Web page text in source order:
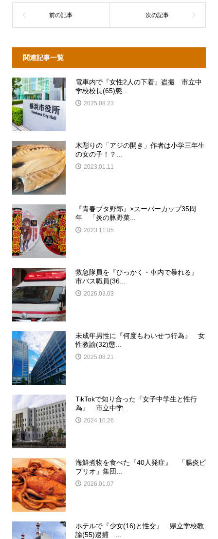
関連記事一覧
電車内で『女性2人の下着』盗撮 市立中
学校校長(65)懲...
2025.08.23
木彫りの「アジの開き」作者は小学三年生
の女の子！？...
2023.01.11
『青春ブタ野郎』×スーパーカップ35周
年 「炎の豚野菜...
2023.11.05
救急隊員を『ひっかく・車内で暴れる』
市バス職員(36...
2026.03.03
未成年男性に『何度もわいせつ行為』 女
性教諭(32)懲...
2025.08.21
TikTokで知り合った『女子中学生と性行
為』 市立中学...
2024.10.26
海鮮煮物を食べた『40人発症』 「腸炎ビ
ブリオ」集団...
2026.01.07
ホテルで『少女(16)と性交』 県立学校教
諭(55)逮捕 ...